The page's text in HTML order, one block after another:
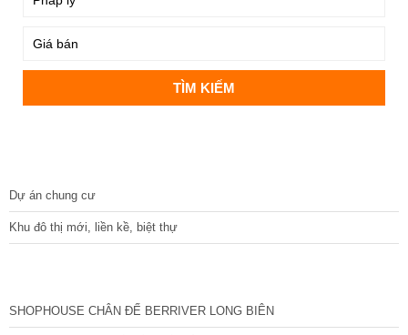
Dự án chung cư
Khu đô thị mới, liền kề, biệt thự
SHOPHOUSE CHÂN ĐẾ BERRIVER LONG BIÊN